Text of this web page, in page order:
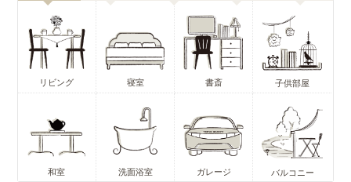
リビング 寝室 書斎 子供部屋
和室 洗面浴室 ガレージ バルコニー